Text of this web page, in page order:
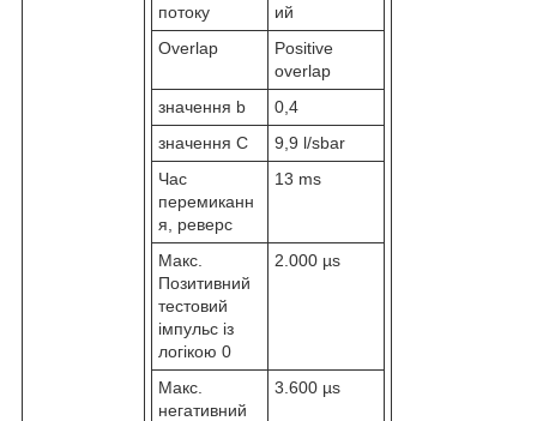
потоку
ий
Overlap
Positive
overlap
значення b
0,4
значення С
9,9 l/sbar
Час
перемиканн
я, реверс
13 ms
Макс.
Позитивний
тестовий
імпульс із
логікою 0
2.000 µs
Макс.
негативний
3.600 µs